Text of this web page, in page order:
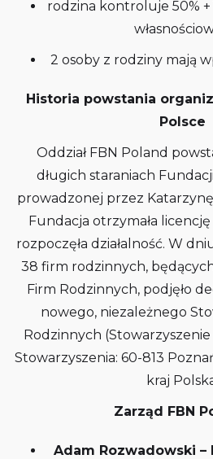
rodzina kontroluje 50%
2 osoby z rodziny mają
Historia powstania
Polsce
Oddział FBN Poland
długich staraniach
prowadzonej przez
Fundacja otrzymała
rozpoczęła działalność. W
38 firm rodzinnych,
Firm Rodzinnych, podjęło
nowego, niezależnego
Rodzinnych
Stowarzyszenia: 60-813
kraj
Zarząd FBN
Adam Rozwadowski –